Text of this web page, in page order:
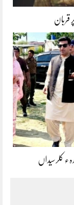
قربان
کلرسیداں